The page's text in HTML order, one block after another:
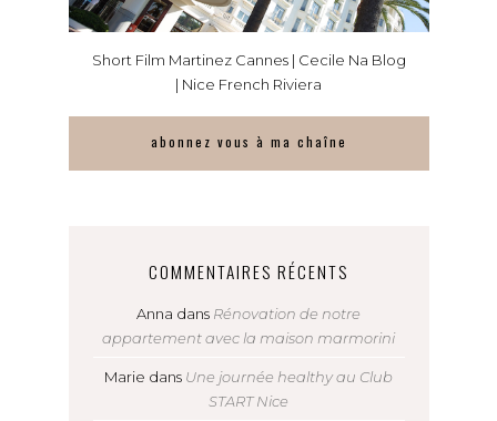
Short Film Martinez Cannes | Cecile Na Blog
| Nice French Riviera
abonnez vous à ma chaîne
COMMENTAIRES RÉCENTS
Anna dans Rénovation de notre
appartement avec la maison marmorini
Marie dans Une journée healthy au Club
START Nice